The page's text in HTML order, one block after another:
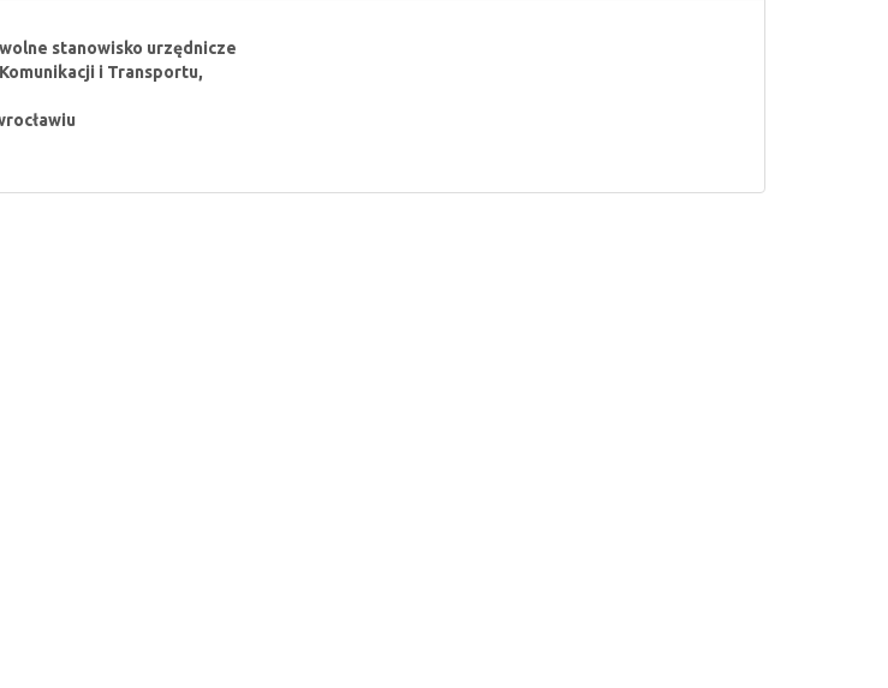
stanowisko urzędnicze
i Transportu,